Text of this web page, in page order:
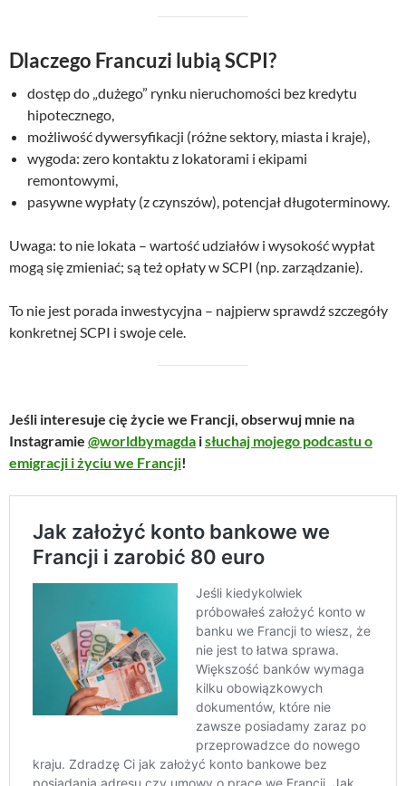
Dlaczego Francuzi lubią SCPI?
dostęp do „dużego” rynku nieruchomości bez kredytu
hipotecznego,
możliwość dywersyfikacji (różne sektory, miasta i kraje),
wygoda: zero kontaktu z lokatorami i ekipami
remontowymi,
pasywne wypłaty (z czynszów), potencjał długoterminowy.
Uwaga: to nie lokata – wartość udziałów i wysokość wypłat
mogą się zmieniać; są też opłaty w SCPI (np. zarządzanie).
To nie jest porada inwestycyjna – najpierw sprawdź szczegóły
konkretnej SCPI i swoje cele.
Jeśli interesuje cię życie we Francji, obserwuj mnie na
Instagramie @worldbymagda isłuchaj mojego podcastu o
emigracji i życiu we Francji!